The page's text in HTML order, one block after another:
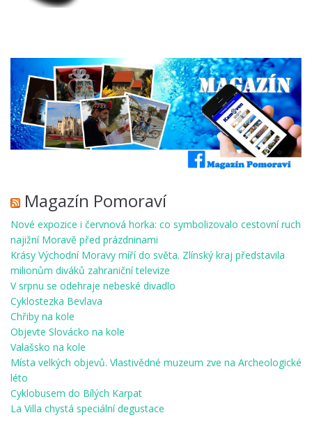
Magazín Pomoraví
Nové expozice i červnová horka: co symbolizovalo cestovní ruch
najižní Moravě před prázdninami
Krásy Východní Moravy míří do světa. Zlínský kraj představila
milionům diváků zahraniční televize
V srpnu se odehraje nebeské divadlo
Cyklostezka Bevlava
Chřiby na kole
Objevte Slovácko na kole
Valašsko na kole
Místa velkých objevů. Vlastivědné muzeum zve na Archeologické
léto
Cyklobusem do Bílých Karpat
La Villa chystá speciální degustace